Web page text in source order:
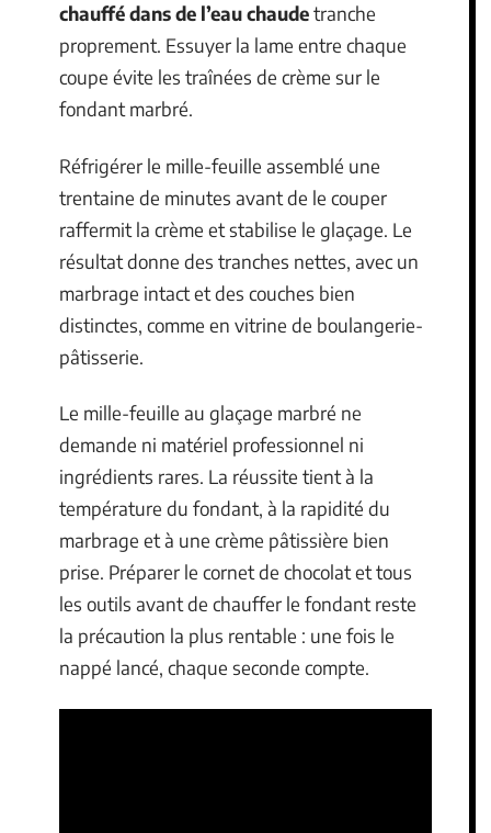
chauffé dans de l’eau chaudetranche
proprement. Essuyer la lame entre chaque
coupe évite les traînées de crème sur le
fondant marbré.
Réfrigérer le mille-feuille assemblé une
trentaine de minutes avant de le couper
raffermit la crème et stabilise le glaçage. Le
résultat donne des tranches nettes, avec un
marbrage intact et des couches bien
distinctes, comme en vitrine de boulangerie-
pâtisserie.
Le mille-feuille au glaçage marbré ne
demande ni matériel professionnel ni
ingrédients rares. La réussite tient à la
température du fondant, à la rapidité du
marbrage et à une crème pâtissière bien
prise. Préparer le cornet de chocolat et tous
les outils avant de chauffer le fondant reste
la précaution la plus rentable : une fois le
nappé lancé, chaque seconde compte.